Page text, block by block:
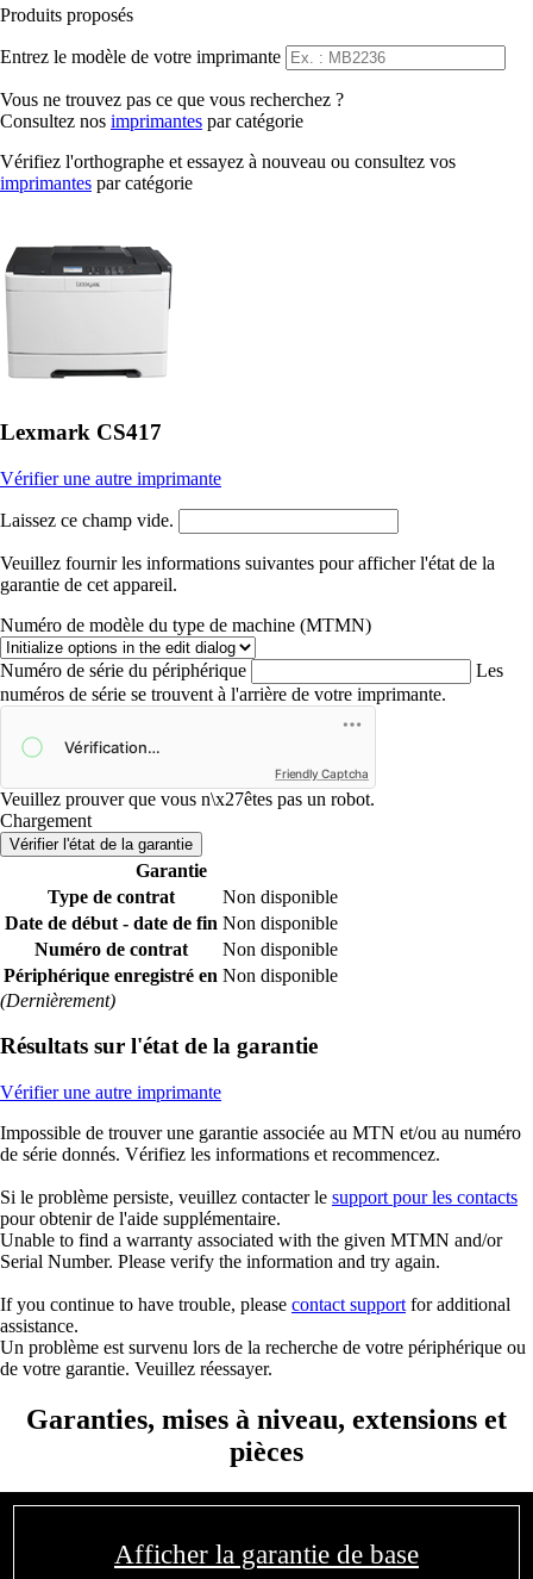
Produits proposés
Entrez le modèle de votre imprimante
Vous ne trouvez pas ce que vous recherchez ?
Consultez nos imprimantes par catégorie
Vérifiez l'orthographe et essayez à nouveau ou consultez vos
imprimantes par catégorie
Lexmark CS417
Vérifier une autre imprimante
Laissez ce champ vide.
Veuillez fournir les informations suivantes pour afficher l'état de la
garantie de cet appareil.
Numéro de modèle du type de machine (MTMN)
Numéro de série du périphérique
Les
numéros de série se trouvent à l'arrière de votre imprimante.
Friendly Captcha
Veuillez prouver que vous n\x27êtes pas un robot.
Chargement
Vérifier l'état de la garantie
Garantie
Type de contrat
Non disponible
Date de début - date de fin Non disponible
Numéro de contrat
Non disponible
Périphérique enregistré en Non disponible
(Dernièrement)
Résultats sur l'état de la garantie
Vérifier une autre imprimante
Impossible de trouver une garantie associée au MTN et/ou au numéro
de série donnés. Vérifiez les informations et recommencez.
Si le problème persiste, veuillez contacter le support pour les contacts
pour obtenir de l'aide supplémentaire.
Unable to find a warranty associated with the given MTMN and/or
Serial Number. Please verify the information and try again.
If you continue to have trouble, please contact support for additional
assistance.
Un problème est survenu lors de la recherche de votre périphérique ou
de votre garantie. Veuillez réessayer.
Garanties, mises à niveau, extensions et
pièces
Afficher la garantie de base